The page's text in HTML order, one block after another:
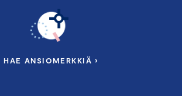
HAE ANSIOMERKKIÄ ›